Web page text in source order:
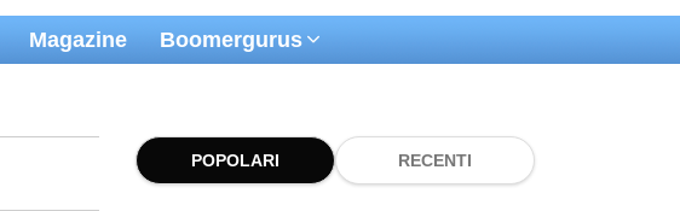
Magazine Boomergurus
POPOLARI RECENTI